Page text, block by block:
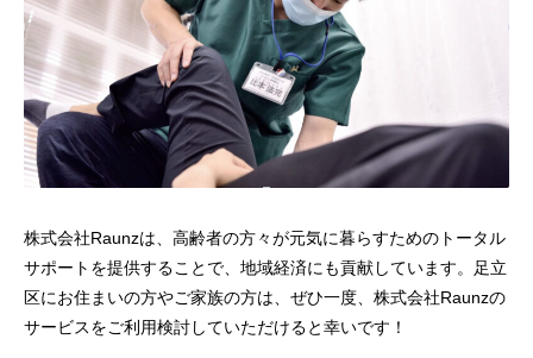
株式会社Raunzは、高齢者の方々が元気に暮らすためのトータル
サポートを提供することで、地域経済にも貢献しています。足立
区にお住まいの方やご家族の方は、ぜひ一度、株式会社Raunzの
サービスをご利用検討していただけると幸いです！